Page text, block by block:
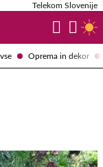
Oprema in dekor
Telekom Slovenije